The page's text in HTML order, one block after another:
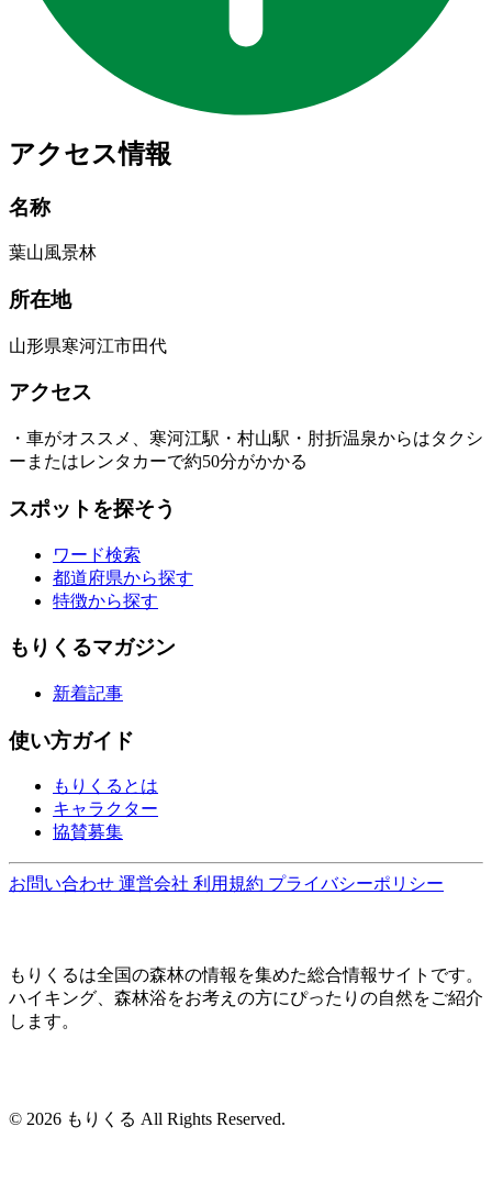
アクセス情報
名称
葉⼭⾵景林
所在地
山形県寒河江市田代
アクセス
・車がオススメ、寒河江駅・村山駅・肘折温泉からはタクシ
ーまたはレンタカーで約50分がかかる
スポットを探そう
ワード検索
都道府県から探す
特徴から探す
もりくるマガジン
新着記事
使い方ガイド
もりくるとは
キャラクター
協賛募集
お問い合わせ 運営会社 利用規約 プライバシーポリシー
もりくるは全国の森林の情報を集めた総合情報サイトです。
ハイキング、森林浴をお考えの方にぴったりの自然をご紹介
します。
© 2026 もりくる All Rights Reserved.